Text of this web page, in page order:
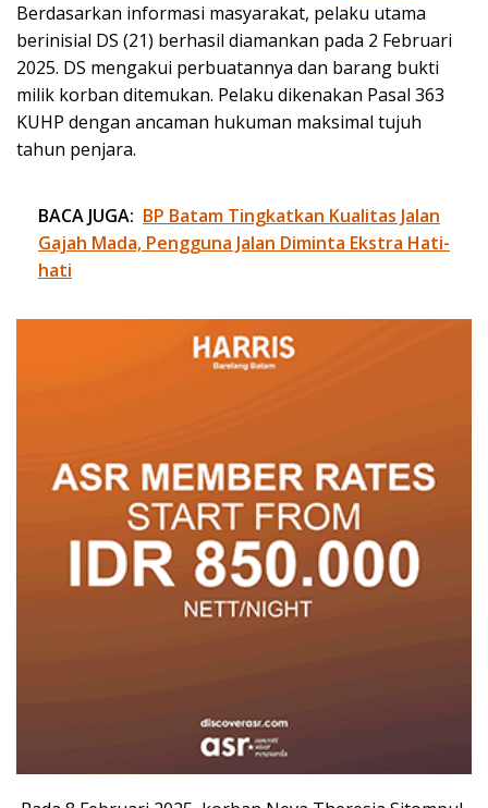
Berdasarkan informasi masyarakat, pelaku utama
berinisial DS (21) berhasil diamankan pada 2 Februari
2025. DS mengakui perbuatannya dan barang bukti
milik korban ditemukan. Pelaku dikenakan Pasal 363
KUHP dengan ancaman hukuman maksimal tujuh
tahun penjara.
BACA JUGA: BP Batam Tingkatkan Kualitas Jalan
Gajah Mada, Pengguna Jalan Diminta Ekstra Hati-
hati